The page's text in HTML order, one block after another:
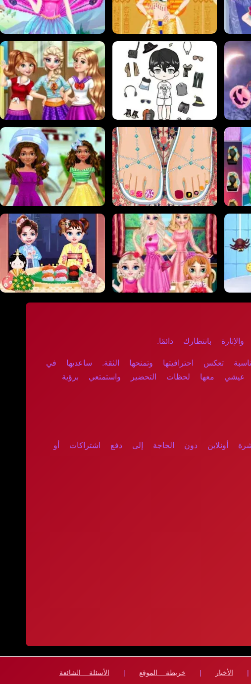
بانتظارك دائمًا.
تعكس احترافيتها وتمنحها الثقة. ساعديها في
عيشي معها لحظات التحضير واستمتعي برؤية
أونلاين دون الحاجة إلى دفع اشتراكات أو
الأخبار | خريطة الموقع | الأسئلة الشائعة